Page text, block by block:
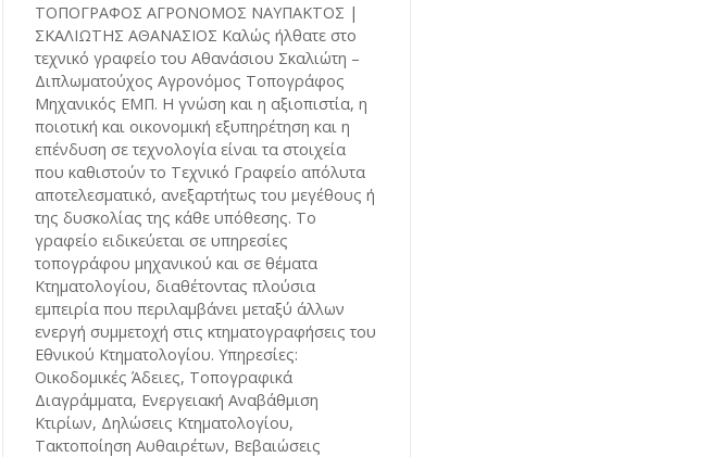
ΤΟΠΟΓΡΑΦΟΣ ΑΓΡΟΝΟΜΟΣ ΝΑΥΠΑΚΤΟΣ |
ΣΚΑΛΙΩΤΗΣ ΑΘΑΝΑΣΙΟΣ Καλώς ήλθατε στο
τεχνικό γραφείο του Αθανάσιου Σκαλιώτη –
Διπλωματούχος Αγρονόμος Τοπογράφος
Μηχανικός ΕΜΠ. Η γνώση και η αξιοπιστία, η
ποιοτική και οικονομική εξυπηρέτηση και η
επένδυση σε τεχνολογία είναι τα στοιχεία
που καθιστούν το Τεχνικό Γραφείο απόλυτα
αποτελεσματικό, ανεξαρτήτως του μεγέθους ή
της δυσκολίας της κάθε υπόθεσης. Το
γραφείο ειδικεύεται σε υπηρεσίες
τοπογράφου μηχανικού και σε θέματα
Κτηματολογίου, διαθέτοντας πλούσια
εμπειρία που περιλαμβάνει μεταξύ άλλων
ενεργή συμμετοχή στις κτηματογραφήσεις του
Εθνικού Κτηματολογίου. Υπηρεσίες:
Οικοδομικές Άδειες, Τοπογραφικά
Διαγράμματα, Ενεργειακή Αναβάθμιση
Κτιρίων, Δηλώσεις Κτηματολογίου,
Τακτοποίηση Αυθαιρέτων, Βεβαιώσεις